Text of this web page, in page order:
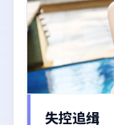
失控追缉